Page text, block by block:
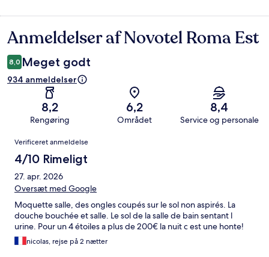
Anmeldelser
Anmeldelser af Novotel Roma Est
8,0 Meget godt
934 anmeldelser
8,2
Rengøring
6,2
Området
8,4
Service og personale
Anmeldelser
Verificeret anmeldelse
4/10 Rimeligt
27. apr. 2026
Oversæt med Google
Moquette salle, des ongles coupés sur le sol non aspirés. La
douche bouchée et salle. Le sol de la salle de bain sentant l
urine. Pour un 4 étoiles a plus de 200€ la nuit c est une honte!
nicolas, rejse på 2 nætter